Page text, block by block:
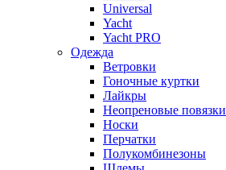
Universal
Yacht
Yacht PRO
Одежда
Ветровки
Гоночные куртки
Лайкры
Неопреновые повязки
Носки
Перчатки
Полукомбинезоны